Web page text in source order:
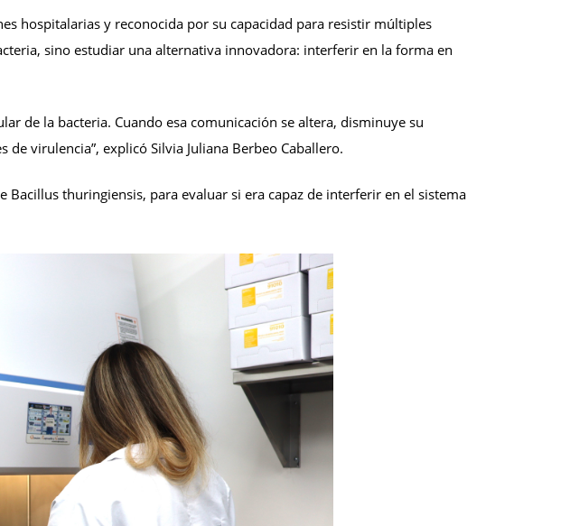
hospitalarias y reconocida por su capacidad para resistir múltiples
sino estudiar una alternativa innovadora: interferir en la forma en
de la bacteria. Cuando esa comunicación se altera, disminuye su
virulencia”, explicó Silvia Juliana Berbeo Caballero.
Bacillus thuringiensis, para evaluar si era capaz de interferir en el sistema